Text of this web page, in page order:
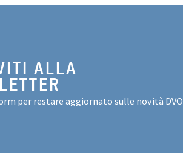
ALLA
per restare aggiornato sulle novità DVO